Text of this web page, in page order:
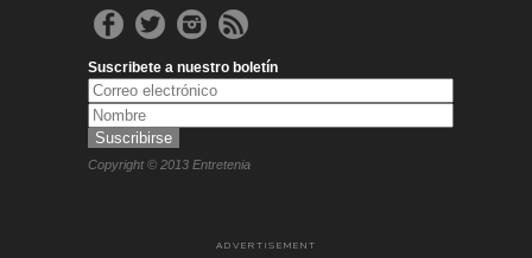
Suscribete a nuestro boletín
Copyright © 2013 Entretenia
ADVERTISEMENT